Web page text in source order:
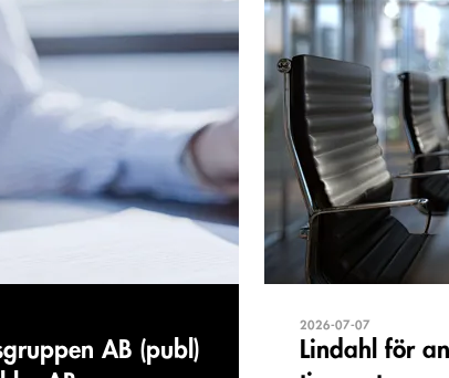
AB (publ)
2026-07-07
Lindahl för